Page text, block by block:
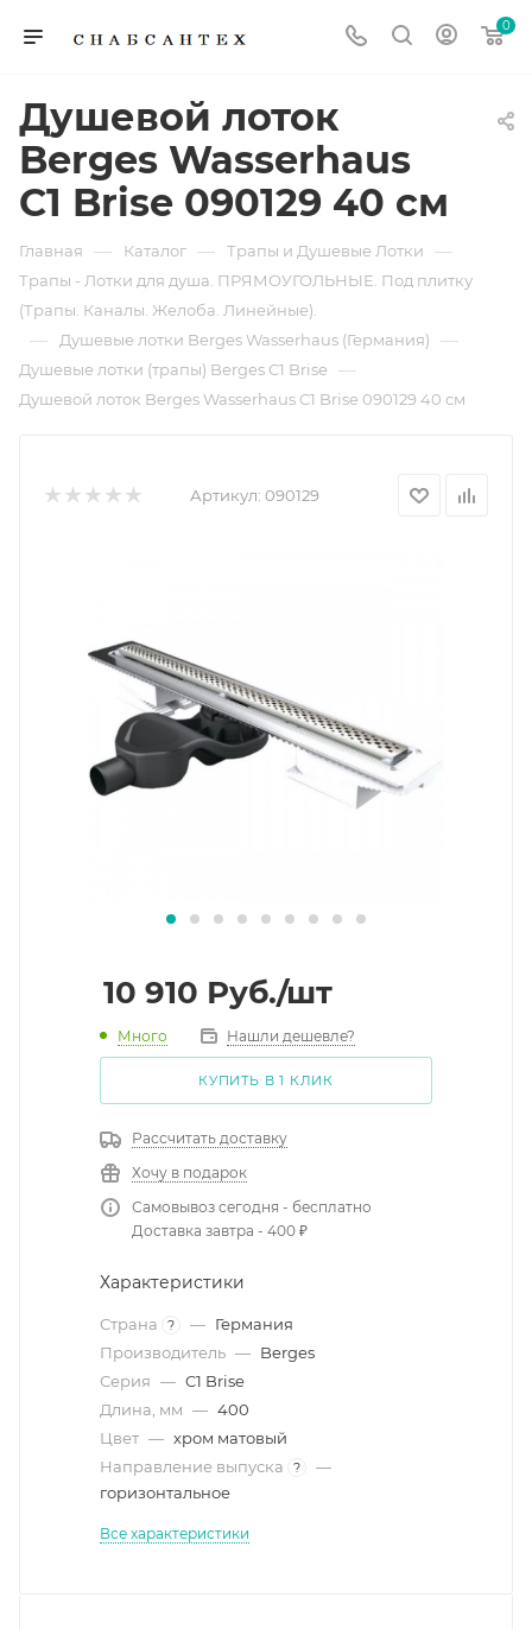
0
Душевой лоток
Berges Wasserhaus
C1 Brise 090129 40 см
Главная — Каталог — Трапы и Душевые Лотки —
Трапы - Лотки для душа. ПРЯМОУГОЛЬНЫЕ. Под плитку
(Трапы. Каналы. Желоба. Линейные).
— Душевые лотки Berges Wasserhaus (Германия) —
Душевые лотки (трапы) Berges C1 Brise —
Душевой лоток Berges Wasserhaus C1 Brise 090129 40 см
Артикул: 090129
10 910 Руб./шт
Много Нашли дешевле?
КУПИТЬ В 1 КЛИК
Рассчитать доставку
Хочу в подарок
Самовывоз сегодня - бесплатно
Доставка завтра - 400 ₽
Характеристики
Страна ? — Германия
Производитель — Berges
Серия — C1 Brise
Длина, мм — 400
Цвет — хром матовый
Направление выпуска
?
—
горизонтальное
Все характеристики